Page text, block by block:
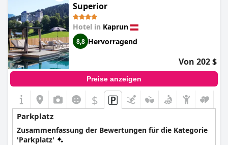
was das Gesamterlebnis verbessert. Trotz der geringfügigen
Erwähnung von begrenzten Parkplätzen in bestimmten
Bereichen empfanden die Gäste die Parkmöglichkeiten als gut
gestaltet und insgesamt ausreichend. Mehrere Bewertungen
hoben die Bequemlichkeit hervor, kostenlose Parkplätze in der
Nähe des Hoteleingangs zu haben. Bemerkenswert ist, dass für
das Parken keine zusätzlichen Gebühren anfallen, was den Wert
eines Aufenthalts imAvenidA Panorama Suitesnoch erhöht.
Superior
Hotel in Kaprun
8,8 Hervorragend
Von 202 $
Preise anzeigen
$
Parkplatz
Zusammenfassung der Bewertungen für die Kategorie
'Parkplatz'